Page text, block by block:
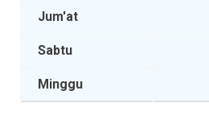
Jum'at
Sabtu
Minggu